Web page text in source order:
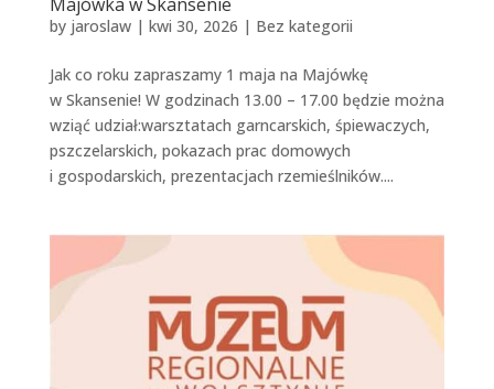
by jaroslaw| kwi 30, 2026 | Bez kategorii
Jak co roku zapraszamy 1 maja na Majówkę
w Skansenie! W godzinach 13.00 – 17.00 będzie można
wziąć udział:warsztatach garncarskich, śpiewaczych,
pszczelarskich, pokazach prac domowych
i gospodarskich, prezentacjach rzemieślników....